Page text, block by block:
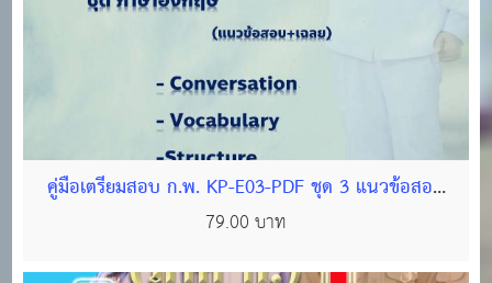
คู่มือเตรียมสอบ ก.พ. KP-E03-PDF ชุด 3 แนวข้อสอบ
ภาษาอังกฤษ พร้อมเฉลย (ไฟล์ PDF 605 หน้า)
79.00 บาท